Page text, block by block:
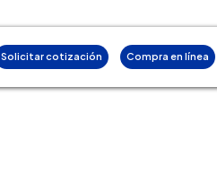
Solicitar cotización Compra en línea